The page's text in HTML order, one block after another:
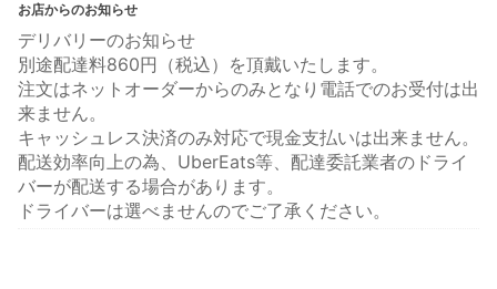
お店からのお知らせ
デリバリーのお知らせ
別途配達料860円（税込）を頂戴いたします。
注文はネットオーダーからのみとなり電話でのお受付は出
来ません。
キャッシュレス決済のみ対応で現金支払いは出来ません。
配送効率向上の為、UberEats等、配達委託業者のドライ
バーが配送する場合があります。
ドライバーは選べませんのでご了承ください。